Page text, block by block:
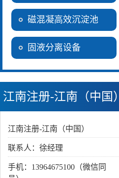
磁混凝高效沉淀池
固液分离设备
江南注册-江南（中国）
江南注册-江南（中国）
联系人：徐经理
手机：13964675100（微信同